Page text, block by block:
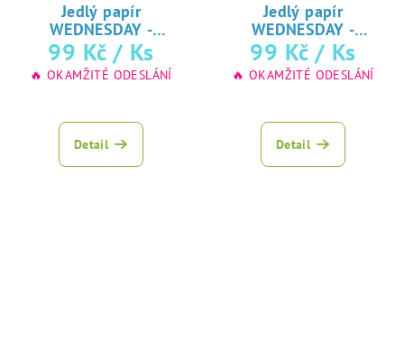
Jedlý papír
WEDNESDAY -
ADDAMSOVA RODINA
♥ tisk na jedlý
papír
99 Kč / Ks
🔥 OKAMŽITÉ ODESLÁNÍ
Detail
Jedlý papír
WEDNESDAY -
ADDAMSOVA RODINA
♥ tisk na jedlý
papír
99 Kč / Ks
🔥 OKAMŽITÉ ODESLÁNÍ
Detail